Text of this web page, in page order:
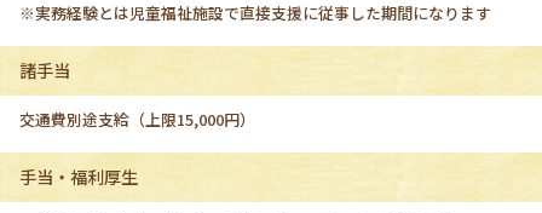
※実務経験とは児童福祉施設で直接支援に従事した期間になります
諸手当
交通費別途支給（上限15,000円）
手当・福利厚生